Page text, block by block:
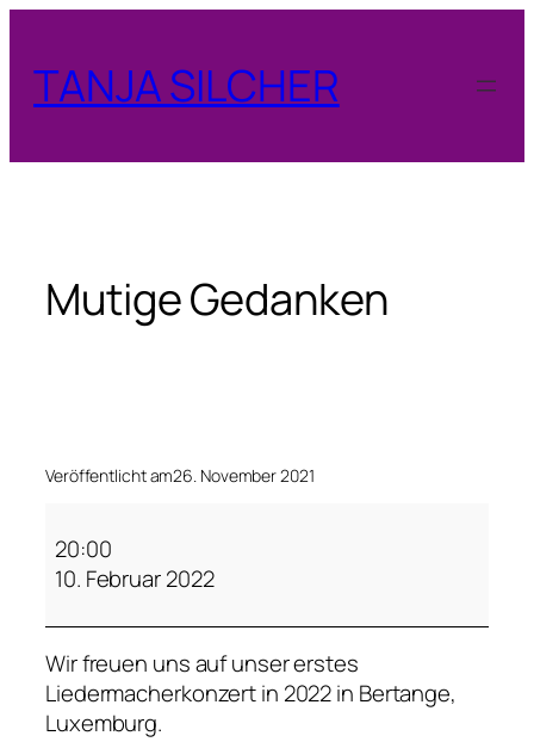
springen
TANJA SILCHER
Mutige Gedanken
Veröffentlicht am26. November 2021
u
g
e
G
e
20:00
10. Februar 2022
Wir freuen uns auf unser erstes
Liedermacherkonzert in 2022 in Bertange,
Luxemburg.